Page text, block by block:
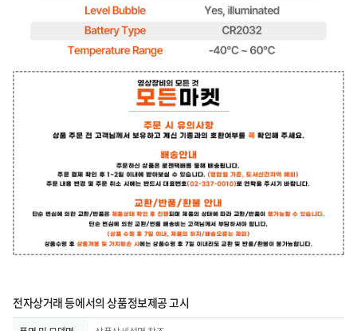
전자상거래 등에서의 상품정보제공 고시